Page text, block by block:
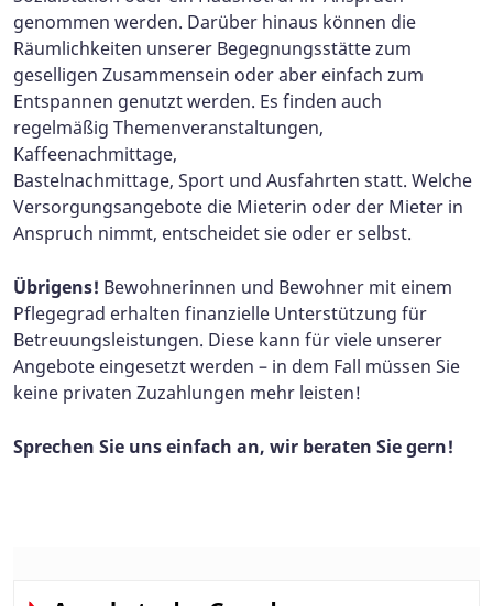
genommen werden. Darüber hinaus können die
Räumlichkeiten unserer Begegnungsstätte zum
geselligen Zusammensein oder aber einfach zum
Entspannen genutzt werden. Es finden auch
regelmäßig Themenveranstaltungen,
Kaffeenachmittage,
Bastelnachmittage, Sport und Ausfahrten statt. Welche
Versorgungsangebote die Mieterin oder der Mieter in
Anspruch nimmt, entscheidet sie oder er selbst.
Übrigens! Bewohnerinnen und Bewohner mit einem
Pflegegrad erhalten finanzielle Unterstützung für
Betreuungsleistungen. Diese kann für viele unserer
Angebote eingesetzt werden – in dem Fall müssen Sie
keine privaten Zuzahlungen mehr leisten!
Sprechen Sie uns einfach an, wir beraten Sie gern!